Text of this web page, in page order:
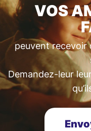
VOS
peuvent recevoir
Demandez-leur